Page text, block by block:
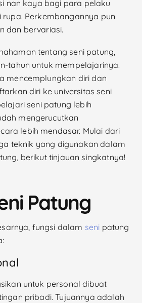
nan kaya bagi para pelaku
rupa. Perkembangannya pun
dan bervariasi.
tentang seni patung,
tahun untuk mempelajarinya.
mencemplungkan diri dan
diri ke universitas seni
seni patung lebih
mengerucutkan
lebih mendasar. Mulai dari
teknik yang digunakan dalam
berikut tinjauan singkatnya!
Patung
fungsi dalam seni patung
untuk personal dibuat
pribadi. Tujuannya adalah